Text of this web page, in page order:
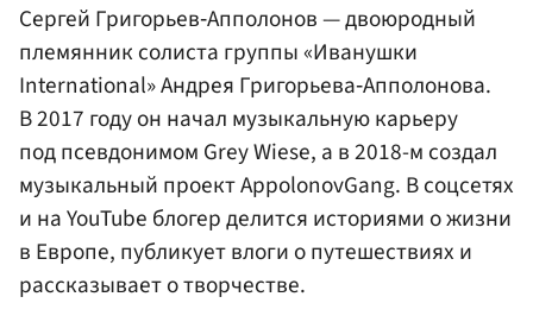
Сергей Григорьев‑Апполонов — двоюродный
племянник солиста группы «Иванушки
International» Андрея Григорьева‑Апполонова.
В 2017 году он начал музыкальную карьеру
под псевдонимом Grey Wiese, а в 2018-м создал
музыкальный проект AppolonovGang. В соцсетях
и на YouTube блогер делится историями о жизни
в Европе, публикует влоги о путешествиях и
рассказывает о творчестве.